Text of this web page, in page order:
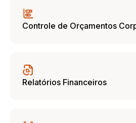
Controle de Orçamentos
Relatórios Financeiros